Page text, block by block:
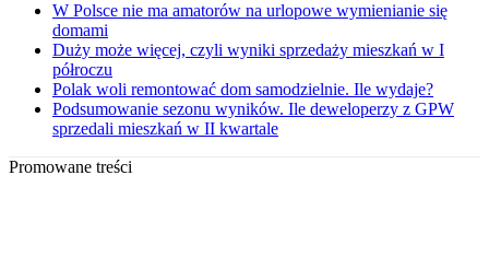
W Polsce nie ma amatorów na urlopowe wymienianie się
domami
Duży może więcej, czyli wyniki sprzedaży mieszkań w I
półroczu
Polak woli remontować dom samodzielnie. Ile wydaje?
Podsumowanie sezonu wyników. Ile deweloperzy z GPW
sprzedali mieszkań w II kwartale
Promowane treści